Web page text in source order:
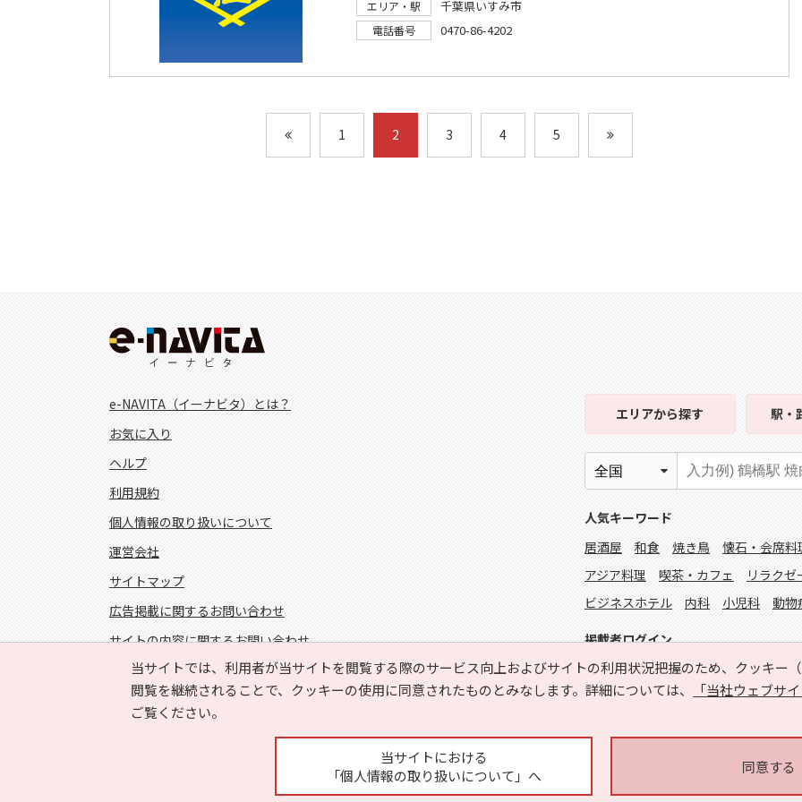
エリア・駅
千葉県いすみ市
電話番号 0470-86-4202
1 2 3 4 5
当サイトでは、利用者が当サイトを閲覧する際のサービス向上およびサイトの利用状況把握のため、クッキー
閲覧を継続されることで、クッキーの使用に同意されたものとみなします。詳細については、
「当社ウェブサ
ご覧ください。
当サイトにおける
「個人情報の取り扱いについて」へ
同意する
e-NAVITA（イーナビタ）とは？
お気に入り
ヘルプ
利用規約
個人情報の取り扱いについて
運営会社
サイトマップ
広告掲載に関するお問い合わせ
サイトの内容に関するお問い合わせ
エリアから探す 駅・
人気キーワード
居酒屋
和食 焼き鳥 懐石・会席料
アジア料理
喫茶・カフェ リラクゼ
ビジネスホテル
内科 小児科 動物
掲載者ログイン
FOLLOW US!
Copyright © HYOJITO.Co.,Ltd. All Rights Reserved.